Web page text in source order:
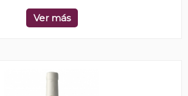
Ver más